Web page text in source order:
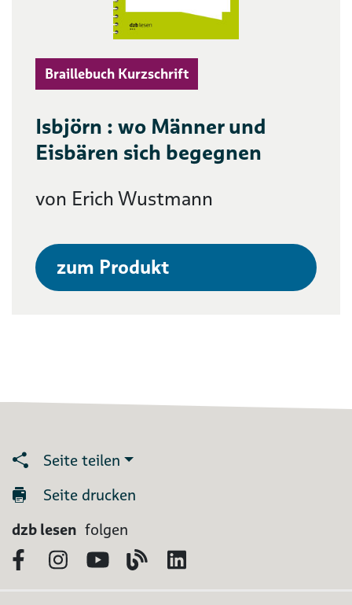
Braillebuch Kurzschrift
Isbjörn : wo Männer und
Eisbären sich begegnen
von Erich Wustmann
zum Produkt
Seite teilen
Seite drucken
dzb lesen folgen
FacebookInstagram
YouTubeBlog